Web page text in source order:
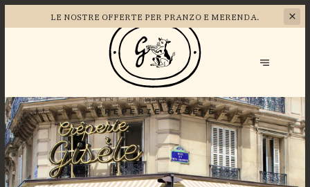
LE NOSTRE OFFERTE PER PRANZO E MERENDA.